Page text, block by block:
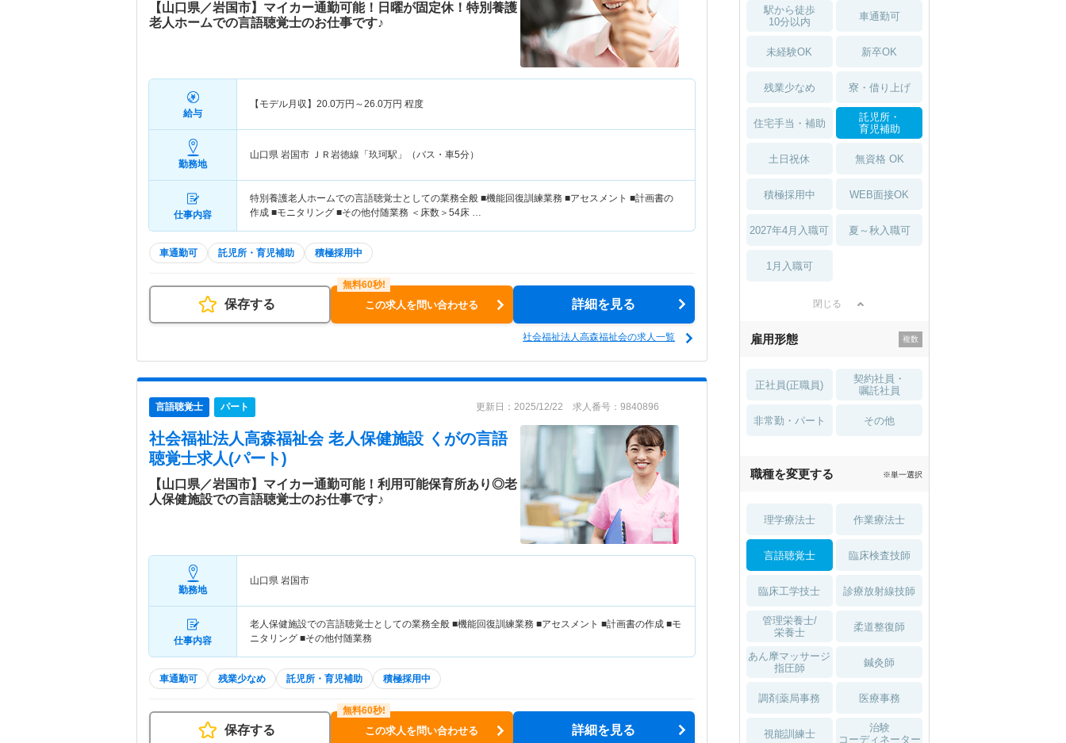
【山口県／岩国市】マイカー通勤可能！日曜が固定休！特別養護
老人ホームでの言語聴覚士のお仕事です♪
給与
【モデル月収】 20.0万円～26.0万円 程度
勤務地
山口県 岩国市 ＪＲ岩徳線「玖珂駅」（バス・車5分）
仕事内容
特別養護老人ホームでの言語聴覚士としての業務全般 ■機能回復訓練業務 ■アセスメント ■計画書の
作成 ■モニタリング ■その他付随業務 ＜床数＞54床 …
車通勤可 託児所・育児補助 積極採用中
保存する この求人を問い合わせる 詳細を見る
社会福祉法人高森福祉会の求人一覧
言語聴覚士 パート 更新日：2025/12/22 求人番号：9840896
社会福祉法人高森福祉会 老人保健施設 くがの言語
聴覚士求人(パート)
【山口県／岩国市】マイカー通勤可能！利用可能保育所あり◎老
人保健施設での言語聴覚士のお仕事です♪
勤務地
山口県 岩国市
仕事内容
老人保健施設での言語聴覚士としての業務全般 ■機能回復訓練業務 ■アセスメント ■計画書の作成 ■モ
ニタリング ■その他付随業務
車通勤可 残業少なめ 託児所・育児補助 積極採用中
保存する この求人を問い合わせる 詳細を見る
駅から徒歩
10分以内
車通勤可
未経験OK 新卒OK
残業少なめ 寮・借り上げ
住宅手当・補助
託児所・
育児補助
土日祝休 無資格 OK
積極採用中 WEB面接OK
2027年4月入職可 夏～秋入職可
1月入職可
閉じる
雇用形態
正社員(正職員)
契約社員・
嘱託社員
非常勤・パート その他
職種を変更する ※単一選択
理学療法士 作業療法士
言語聴覚士 臨床検査技師
臨床工学技士 診療放射線技師
管理栄養士/
栄養士
柔道整復師
あん摩マッサージ
指圧師
鍼灸師
調剤薬局事務 医療事務
視能訓練士
治験
コーディネーター